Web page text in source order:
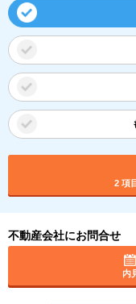
2 項
不動産会社にお問合せ
内